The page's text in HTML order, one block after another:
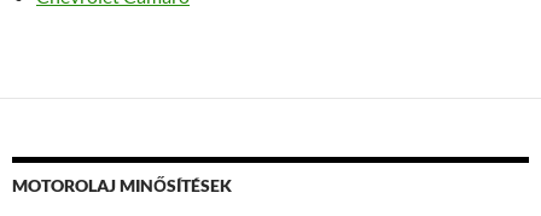
MOTOROLAJ MINŐSÍTÉSEK